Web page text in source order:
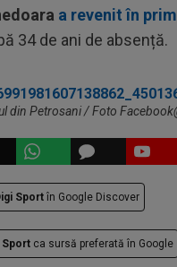
a revenit în
34 de ani de absență.
din Petrosani / Foto
Sport în Google Discover
Sport ca sursă preferată în Google